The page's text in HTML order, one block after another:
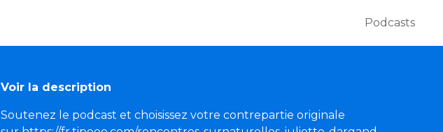
Podcasts
Voir la description
Soutenez le podcast et choisissez votre contrepartie originale